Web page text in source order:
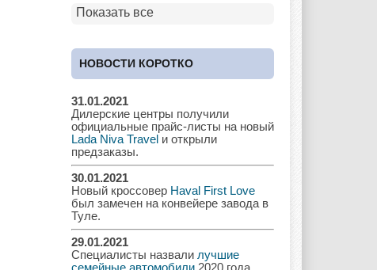
Cadillac Chery Chevrolet
Chrysler Citroen Dacia
Daewoo Dodge Dongfeng
Ferrari Fiat Ford
Показать все
НОВОСТИ КОРОТКО
31.01.2021
Дилерские центры получили
официальные прайс-листы на новый
Lada Niva Travel и открыли
предзаказы.
30.01.2021
Новый кроссовер Haval First Love
был замечен на конвейере завода в
Туле.
29.01.2021
Специалисты назвали лучшие
семейные автомобили 2020 года.